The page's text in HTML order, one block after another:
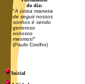
do dia:
"A única maneira
de seguir nossos
sonhos é sendo
generoso
conosco
mesmos!"
(Paulo Coelho)
Inicial